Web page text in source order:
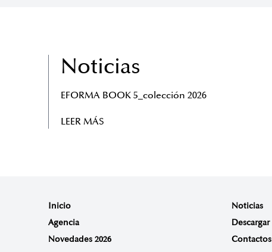
Noticias
EFORMA BOOK 5_colección 2026
LEER MÁS
Inicio
Agencia
Novedades 2026
Noticias
Descargar
Contactos